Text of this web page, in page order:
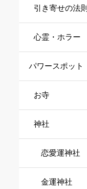
引き寄せの法則
心霊・ホラー
パワースポット
お寺
神社
恋愛運神社
金運神社